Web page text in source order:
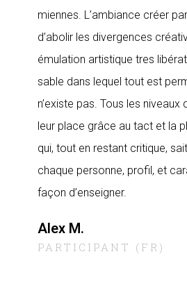
miennes. L’ambiance créer
d’abolir les divergences
émulation artistique tres
sable dans lequel tout est
n’existe pas. Tous les
leur place grâce au tact et la
qui, tout en restant critique,
chaque personne, profil, et
façon d’enseigner.
Alex M.
PARTICIPANT (FR)